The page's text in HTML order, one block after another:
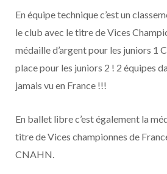
En équipe technique c’est un
le club avec le titre de Vices
médaille d’argent pour les juniors 1
place pour les juniors 2 ! 2 équipes
jamais vu en France !!!
En ballet libre c’est également la
titre de Vices championnes de
CNAHN.